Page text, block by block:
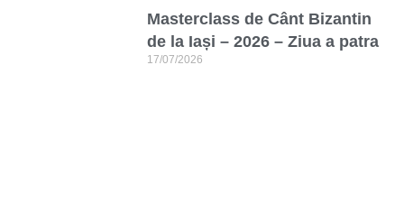
Masterclass de Cânt Bizantin
de la Iași – 2026 – Ziua a patra
17/07/2026